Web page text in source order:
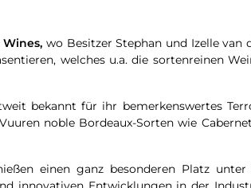
wo Besitzer Stephan und Izelle van
welches u.a. die sortenreinen
bekannt für ihr bemerkenswertes
noble Bordeaux-Sorten wie
einen ganz besonderen Platz unter